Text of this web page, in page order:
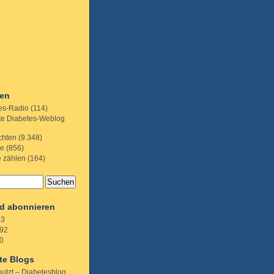
Radio (114)
Diabetes-Weblog
(9.348)
(856)
zählen (164)
abonnieren
Blogs
– Diabetesblog